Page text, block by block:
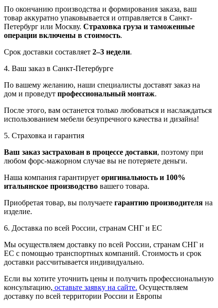
По окончанию производства и формирования заказа, ваш
товар аккуратно упаковывается и отправляется в Санкт-
Петербург или Москву. Страховка груза и таможенные
операции включены в стоимость.
Срок доставки составляет 2–3 недели.
4. Ваш заказ в Санкт-Петербурге
По вашему желанию, наши специалисты доставят заказ на
дом и проведут профессиональный монтаж.
После этого, вам останется только любоваться и наслаждаться
использованием мебели безупречного качества и дизайна!
5. Страховка и гарантия
Ваш заказ застрахован в процессе доставки, поэтому при
любом форс-мажорном случае вы не потеряете деньги.
Наша компания гарантирует оригинальность и 100%
итальянское производство вашего товара.
Приобретая товар, вы получаете гарантию производителя на
изделие.
6. Доставка по всей России, странам СНГ и ЕС
Мы осуществляем доставку по всей России, странам СНГ и
ЕС с помощью транспортных компаний. Стоимость и срок
доставки рассчитывается индивидуально.
Если вы хотите уточнить цены и получить профессиональную
консультацию, оставьте заявку на сайте. Осуществляем
доставку по всей территории России и Европы